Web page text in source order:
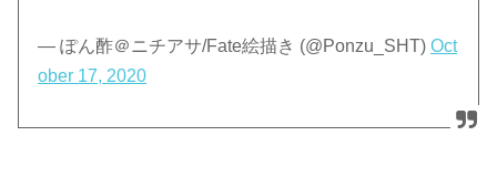
— ぽん酢＠ニチアサ/Fate絵描き (@Ponzu_SHT)Oct
ober 17, 2020